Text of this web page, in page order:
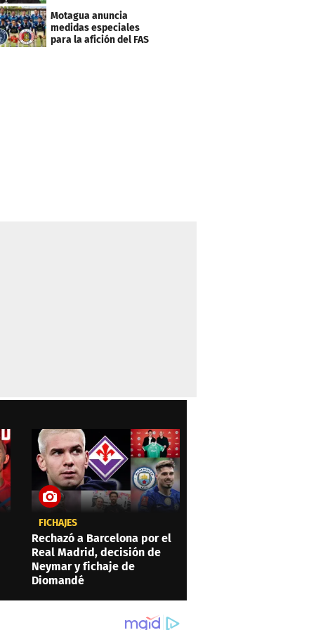
Motagua anuncia
medidas especiales
para la afición del FAS
FICHAJES
Rechazó a Barcelona por el
Real Madrid, decisión de
Neymar y fichaje de
Diomandé